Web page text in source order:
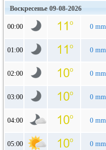
Воскресенье 09-08-2026
00:00 0 mm
01:00 0 mm
02:00 0 mm
03:00 0 mm
04:00 0 mm
05:00 0 mm